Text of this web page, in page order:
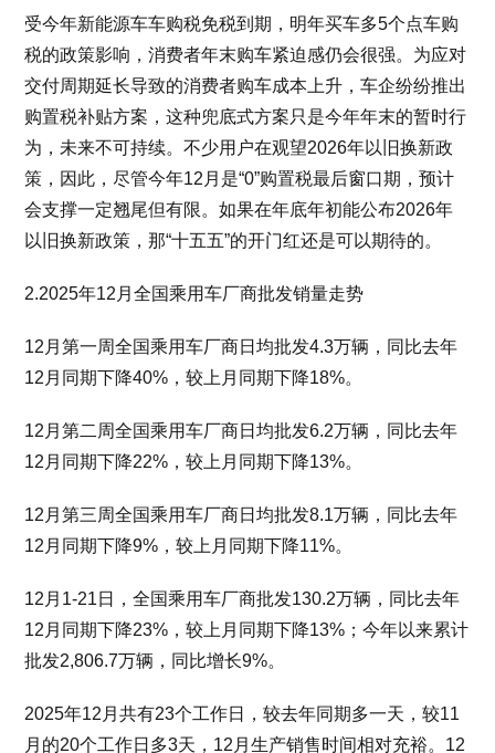
受今年新能源车车购税免税到期，明年买车多5个点车购
税的政策影响，消费者年末购车紧迫感仍会很强。为应对
交付周期延长导致的消费者购车成本上升，车企纷纷推出
购置税补贴方案，这种兜底式方案只是今年年末的暂时行
为，未来不可持续。不少用户在观望2026年以旧换新政
策，因此，尽管今年12月是“0”购置税最后窗口期，预计
会支撑一定翘尾但有限。如果在年底年初能公布2026年
以旧换新政策，那“十五五”的开门红还是可以期待的。
2.2025年12月全国乘用车厂商批发销量走势
12月第一周全国乘用车厂商日均批发4.3万辆，同比去年
12月同期下降40%，较上月同期下降18%。
12月第二周全国乘用车厂商日均批发6.2万辆，同比去年
12月同期下降22%，较上月同期下降13%。
12月第三周全国乘用车厂商日均批发8.1万辆，同比去年
12月同期下降9%，较上月同期下降11%。
12月1-21日，全国乘用车厂商批发130.2万辆，同比去年
12月同期下降23%，较上月同期下降13%；今年以来累计
批发2,806.7万辆，同比增长9%。
2025年12月共有23个工作日，较去年同期多一天，较11
月的20个工作日多3天，12月生产销售时间相对充裕。12